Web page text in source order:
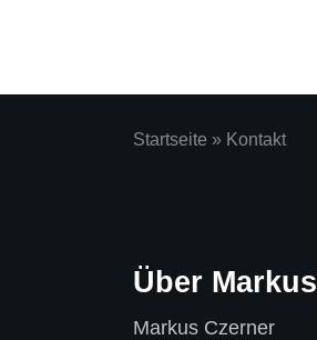
Startseite » Kontakt
Über Markus
Markus Czerner